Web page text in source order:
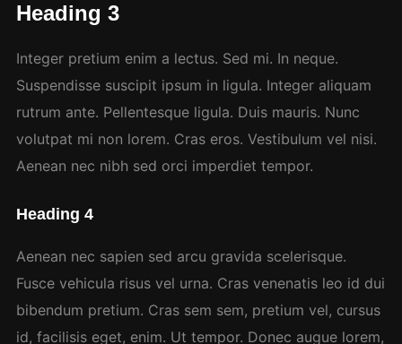
Heading 3
Integer pretium enim a lectus. Sed mi. In neque.
Suspendisse suscipit ipsum in ligula. Integer aliquam
rutrum ante. Pellentesque ligula. Duis mauris. Nunc
volutpat mi non lorem. Cras eros. Vestibulum vel nisi.
Aenean nec nibh sed orci imperdiet tempor.
Heading 4
Aenean nec sapien sed arcu gravida scelerisque.
Fusce vehicula risus vel urna. Cras venenatis leo id dui
bibendum pretium. Cras sem sem, pretium vel, cursus
id, facilisis eget, enim. Ut tempor. Donec augue lorem,